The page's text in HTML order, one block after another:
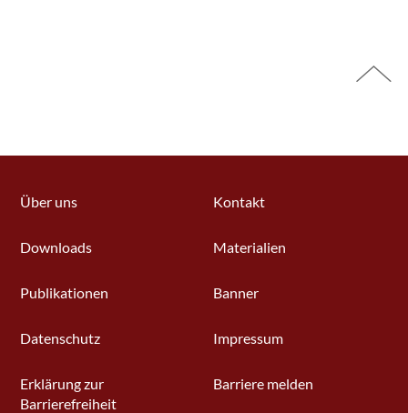
Über uns Kontakt
Downloads Materialien
Publikationen Banner
Datenschutz Impressum
Erklärung zur
Barrierefreiheit
Barriere melden